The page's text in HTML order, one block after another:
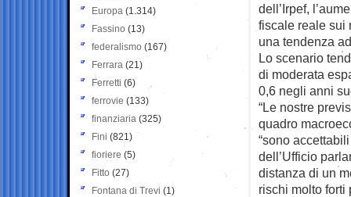
dell’Irpef,
fiscale reale sui
una tendenza
Lo scenario
di moderata
0,6 negli anni
“Le nostre
quadro
“sono
dell’Ufficio
distanza di un
rischi molto forti
Europa (1.314)
Fassino (13)
federalismo (167)
Ferrara (21)
Ferretti (6)
ferrovie (133)
finanziaria (325)
Fini (821)
fioriere (5)
Fitto (27)
Fontana di Trevi (1)